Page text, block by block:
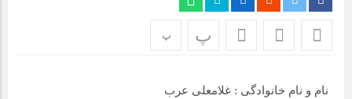
مراسم گرامیداشت سالروز آزادسازی خرمشهر در نمازخانه فاطمیه
مگاموتور
کرد
پ پ
نام و نام خانوادگی : غلامعلی عرب